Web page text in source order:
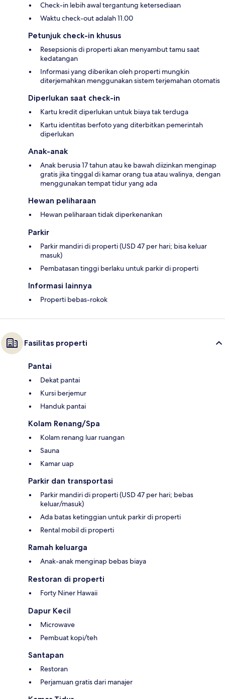
Check-in lebih awal tergantung ketersediaan
Waktu check-out adalah 11.00
Petunjuk check-in khusus
Resepsionis di properti akan menyambut tamu saat
kedatangan
Informasi yang diberikan oleh properti mungkin
diterjemahkan menggunakan sistem terjemahan otomatis
Diperlukan saat check-in
Kartu kredit diperlukan untuk biaya tak terduga
Kartu identitas berfoto yang diterbitkan pemerintah
diperlukan
Anak-anak
Anak berusia 17 tahun atau ke bawah diizinkan menginap
gratis jika tinggal di kamar orang tua atau walinya, dengan
menggunakan tempat tidur yang ada
Hewan peliharaan
Hewan peliharaan tidak diperkenankan
Parkir
Parkir mandiri di properti (USD 47 per hari; bisa keluar
masuk)
Pembatasan tinggi berlaku untuk parkir di properti
Informasi lainnya
Properti bebas-rokok
Fasilitas properti
Pantai
Dekat pantai
Kursi berjemur
Handuk pantai
Kolam Renang/Spa
Kolam renang luar ruangan
Sauna
Kamar uap
Parkir dan transportasi
Parkir mandiri di properti (USD 47 per hari; bebas
keluar/masuk)
Ada batas ketinggian untuk parkir di properti
Rental mobil di properti
Ramah keluarga
Anak-anak menginap bebas biaya
Restoran di properti
Forty Niner Hawaii
Dapur Kecil
Microwave
Pembuat kopi/teh
Santapan
Restoran
Perjamuan gratis dari manajer